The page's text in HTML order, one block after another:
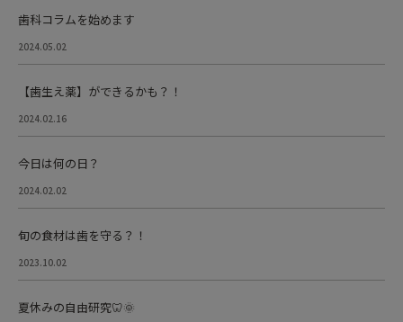
歯科コラムを始めます
2024.05.02
【歯生え薬】ができるかも？！
2024.02.16
今日は何の日？
2024.02.02
旬の食材は歯を守る？！
2023.10.02
夏休みの自由研究🦷🌞